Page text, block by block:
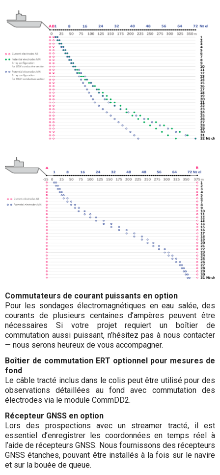
Commutateurs de courant puissants en option
Pour les sondages électromagnétiques en eau salée, des
courants de plusieurs centaines d’ampères peuvent être
nécessaires Si votre projet requiert un boîtier de
commutation aussi puissant, n’hésitez pas à nous contacter
— nous serons heureux de vous accompagner.
Boîtier de commutation ERT optionnel pour mesures de
fond
Le câble tracté inclus dans le colis peut être utilisé pour des
observations détaillées au fond avec commutation des
électrodes via le module CommDD2.
Récepteur GNSS en option
Lors des prospections avec un streamer tracté, il est
essentiel d’enregistrer les coordonnées en temps réel à
l’aide de récepteurs GNSS. Nous fournissons des récepteurs
GNSS étanches, pouvant être installés à la fois sur le navire
et sur la bouée de queue.